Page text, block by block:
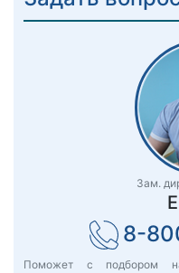
Зам.
8-
Поможет с подбором